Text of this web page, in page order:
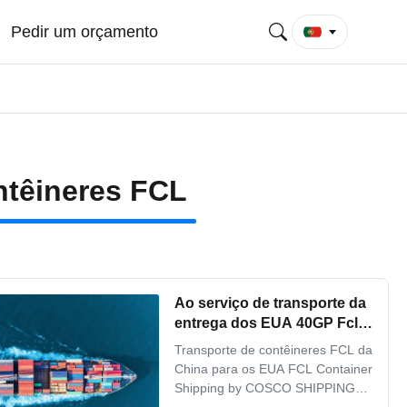
Pedir um orçamento
FCL
Ao serviço de transporte da
entrega dos EUA 40GP Fcl
com portos de Yantian
Shanghai Ningbo Xingang
Transporte de contêineres FCL da
China para os EUA FCL Container
Shipping by COSCO SHIPPING